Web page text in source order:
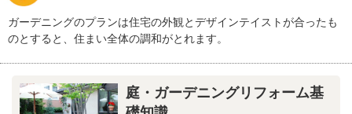
ガーデニングのプランは住宅の外観とデザインテイストが合ったも
のとすると、住まい全体の調和がとれます。
庭・ガーデニングリフォーム基